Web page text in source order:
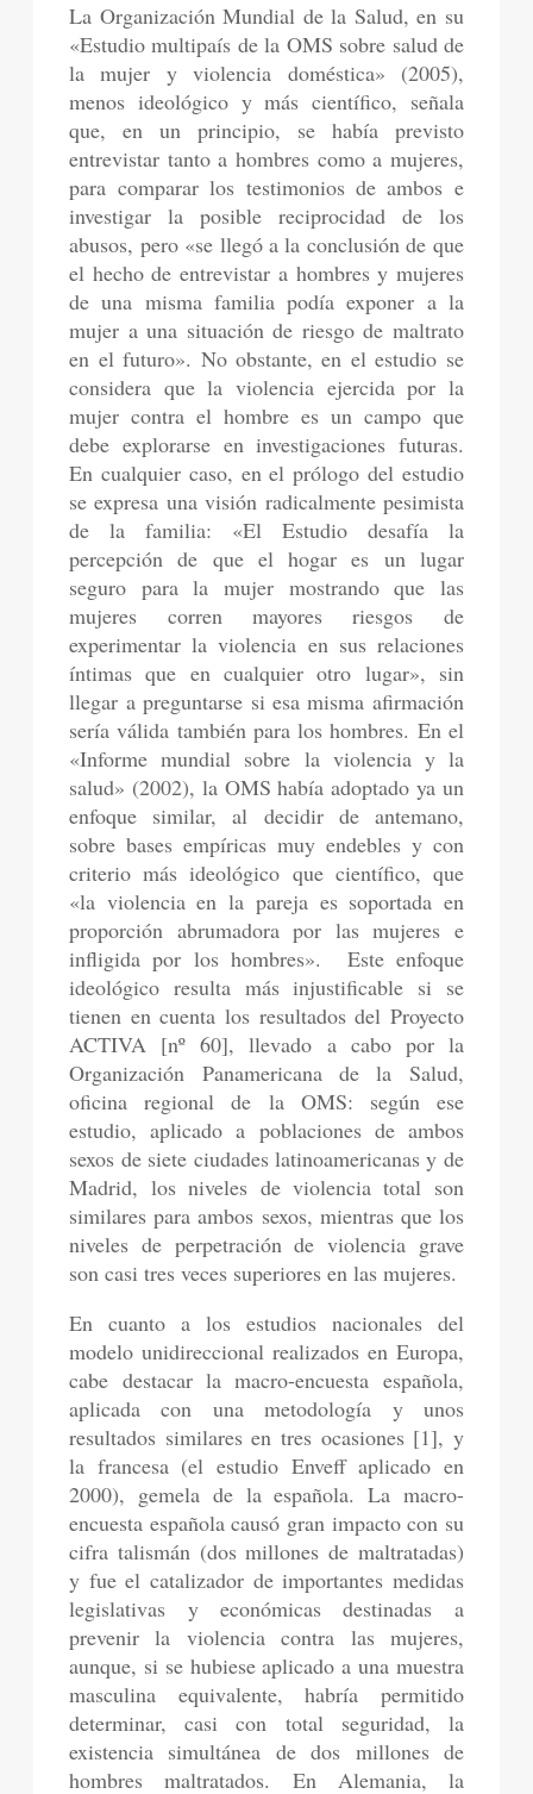
La Organización Mundial de la Salud, en su
«Estudio multipaís de la OMS sobre salud de
la mujer y violencia doméstica» (2005),
menos ideológico y más científico, señala
que, en un principio, se había previsto
entrevistar tanto a hombres como a mujeres,
para comparar los testimonios de ambos e
investigar la posible reciprocidad de los
abusos, pero «se llegó a la conclusión de que
el hecho de entrevistar a hombres y mujeres
de una misma familia podía exponer a la
mujer a una situación de riesgo de maltrato
en el futuro». No obstante, en el estudio se
considera que la violencia ejercida por la
mujer contra el hombre es un campo que
debe explorarse en investigaciones futuras.
En cualquier caso, en el prólogo del estudio
se expresa una visión radicalmente pesimista
de la familia: «El Estudio desafía la
percepción de que el hogar es un lugar
seguro para la mujer mostrando que las
mujeres corren mayores riesgos de
experimentar la violencia en sus relaciones
íntimas que en cualquier otro lugar», sin
llegar a preguntarse si esa misma afirmación
sería válida también para los hombres. En el
«Informe mundial sobre la violencia y la
salud» (2002), la OMS había adoptado ya un
enfoque similar, al decidir de antemano,
sobre bases empíricas muy endebles y con
criterio más ideológico que científico, que
«la violencia en la pareja es soportada en
proporción abrumadora por las mujeres e
infligida por los hombres». Este enfoque
ideológico resulta más injustificable si se
tienen en cuenta los resultados del Proyecto
ACTIVA [nº 60], llevado a cabo por la
Organización Panamericana de la Salud,
oficina regional de la OMS: según ese
estudio, aplicado a poblaciones de ambos
sexos de siete ciudades latinoamericanas y de
Madrid, los niveles de violencia total son
similares para ambos sexos, mientras que los
niveles de perpetración de violencia grave
son casi tres veces superiores en las mujeres.
En cuanto a los estudios nacionales del
modelo unidireccional realizados en Europa,
cabe destacar la macro-encuesta española,
aplicada con una metodología y unos
resultados similares en tres ocasiones [1], y
la francesa (el estudio Enveff aplicado en
2000), gemela de la española. La macro-
encuesta española causó gran impacto con su
cifra talismán (dos millones de maltratadas)
y fue el catalizador de importantes medidas
legislativas y económicas destinadas a
prevenir la violencia contra las mujeres,
aunque, si se hubiese aplicado a una muestra
masculina equivalente, habría permitido
determinar, casi con total seguridad, la
existencia simultánea de dos millones de
hombres maltratados. En Alemania, la